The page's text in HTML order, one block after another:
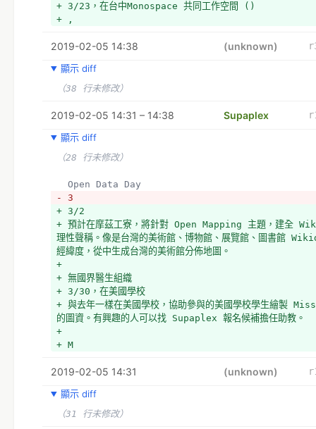
+ 3/23，在台中Monospace 共同工作空間 ()
+ ,
2019-02-05 14:38 (unknown)
顯示 diff
（38 行未修改）
2019-02-05 14:31 – 14:38 Supaplex
顯示 diff
（28 行未修改）
  Open Data Day
- 3
+ 3/2
+ 預計在摩茲工寮，將針對 Open Mapping 主題，建全
理性聲稱。像是台灣的美術館、博物館、展覽館、圖書館
經緯度，從中生成台灣的美術館分佈地圖。
+
+ 無國界醫生組織
+ 3/30，在美國學校
+ 與去年一樣在美國學校，協助參與的美國學校學生繪製
的圖資。有興趣的人可以找 Supaplex 報名候補擔任助教。
+
+ M
2019-02-05 14:31 (unknown)
顯示 diff
（31 行未修改）